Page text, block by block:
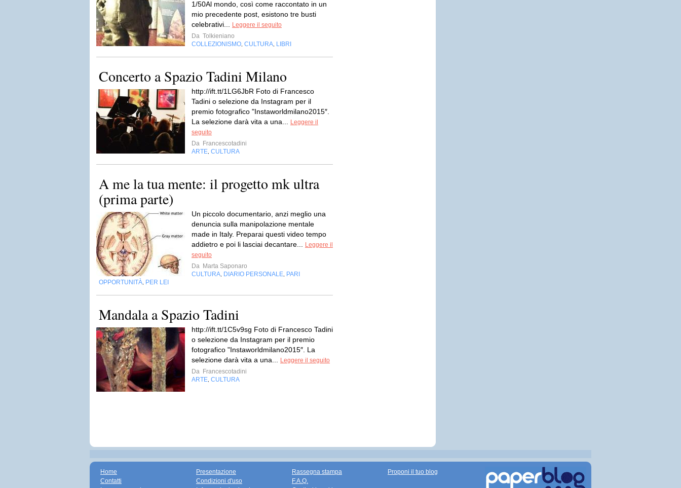
1/50Al mondo, così come raccontato in un
mio precedente post, esistono tre busti
celebrativi...
Leggere il seguito
Da Tolkieniano
COLLEZIONISMO CULTURA LIBRI
Concerto a Spazio Tadini Milano
http://ift.tt/1LG6JbR Foto di Francesco
Tadini o selezione da Instagram per il
premio fotografico "Instaworldmilano2015″.
La selezione darà vita a una...
Leggere il
seguito
Da Francescotadini
ARTE CULTURA
A me la tua mente: il progetto mk ultra
(prima parte)
Un piccolo documentario, anzi meglio una
denuncia sulla manipolazione mentale
made in Italy. Preparai questi video tempo
addietro e poi li lasciai decantare...
Leggere il
seguito
Da Marta Saponaro
CULTURA DIARIO PERSONALE PARI
OPPORTUNITÀ PER LEI
Mandala a Spazio Tadini
http://ift.tt/1C5v9sg Foto di Francesco Tadini
o selezione da Instagram per il premio
fotografico "Instaworldmilano2015″. La
selezione darà vita a una...
Leggere il seguito
Da Francescotadini
ARTE CULTURA
Home
Contatti
Presentazione
Condizioni d'uso
Rassegna stampa
F.A.Q.
Proponi il tuo blog